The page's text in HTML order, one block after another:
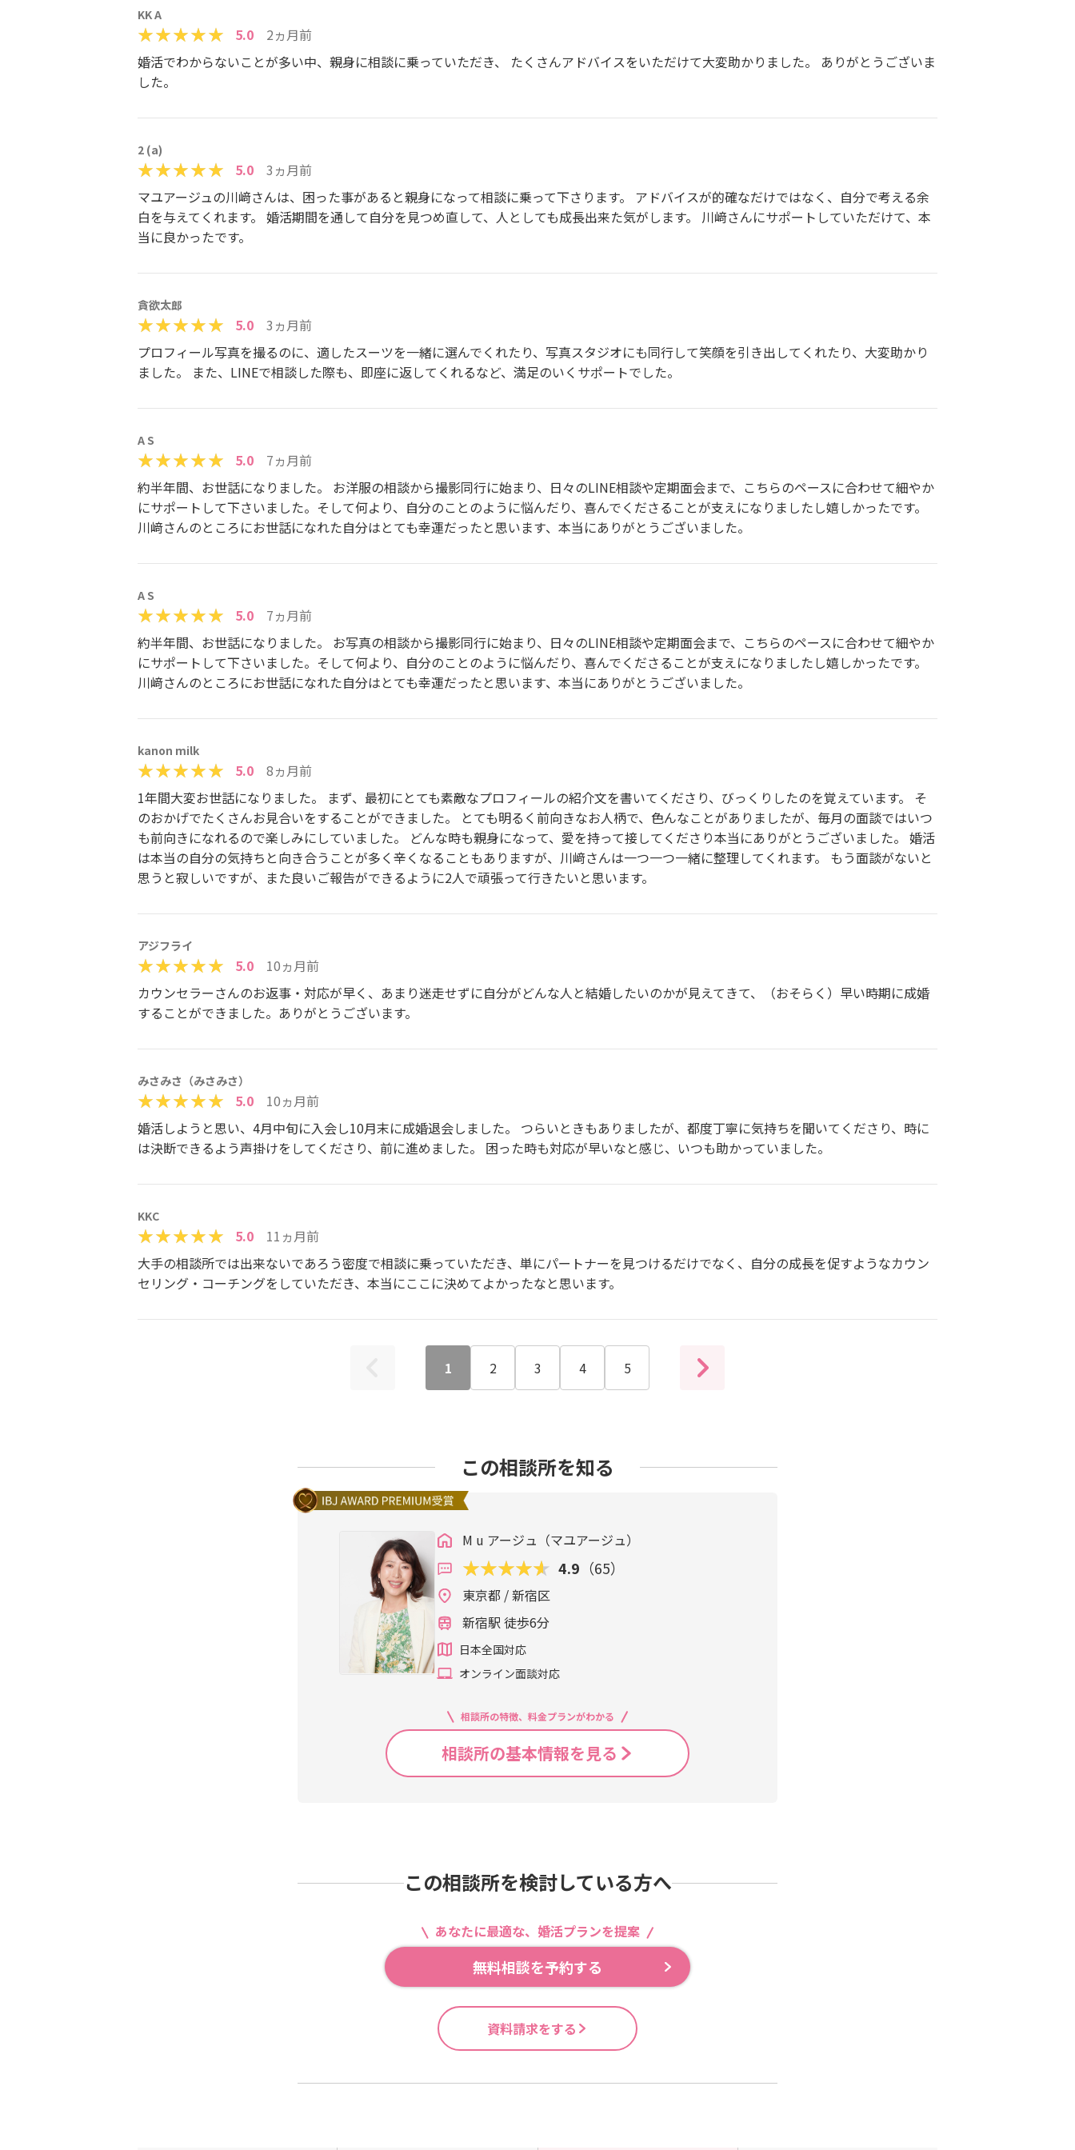
KK A
5.0
2ヵ月前
婚活でわからないことが多い中、親身に相談に乗っていただき、 たくさんアドバイスをいただけて大変助かりました。 ありがとうございま
した。
2 (‪a‬)
5.0
3ヵ月前
マユアージュの川﨑さんは、困った事があると親身になって相談に乗って下さります。 アドバイスが的確なだけではなく、自分で考える余
白を与えてくれます。 婚活期間を通して自分を見つめ直して、人としても成長出来た気がします。 川﨑さんにサポートしていただけて、本
当に良かったです。
貪欲太郎
5.0
3ヵ月前
プロフィール写真を撮るのに、適したスーツを一緒に選んでくれたり、写真スタジオにも同行して笑顔を引き出してくれたり、大変助かり
ました。 また、LINEで相談した際も、即座に返してくれるなど、満足のいくサポートでした。
A S
5.0
7ヵ月前
約半年間、お世話になりました。 お洋服の相談から撮影同行に始まり、日々のLINE相談や定期面会まで、こちらのペースに合わせて細やか
にサポートして下さいました。そして何より、自分のことのように悩んだり、喜んでくださることが支えになりましたし嬉しかったです。
川﨑さんのところにお世話になれた自分はとても幸運だったと思います、本当にありがとうございました。
A S
5.0
7ヵ月前
約半年間、お世話になりました。 お写真の相談から撮影同行に始まり、日々のLINE相談や定期面会まで、こちらのペースに合わせて細やか
にサポートして下さいました。そして何より、自分のことのように悩んだり、喜んでくださることが支えになりましたし嬉しかったです。
川﨑さんのところにお世話になれた自分はとても幸運だったと思います、本当にありがとうございました。
kanon milk
5.0
8ヵ月前
1年間大変お世話になりました。 まず、最初にとても素敵なプロフィールの紹介文を書いてくださり、びっくりしたのを覚えています。 そ
のおかげでたくさんお見合いをすることができました。 とても明るく前向きなお人柄で、色んなことがありましたが、毎月の面談ではいつ
も前向きになれるので楽しみにしていました。 どんな時も親身になって、愛を持って接してくださり本当にありがとうございました。 婚活
は本当の自分の気持ちと向き合うことが多く辛くなることもありますが、川﨑さんは一つ一つ一緒に整理してくれます。 もう面談がないと
思うと寂しいですが、また良いご報告ができるように2人で頑張って行きたいと思います。
アジフライ
5.0
10ヵ月前
カウンセラーさんのお返事・対応が早く、あまり迷走せずに自分がどんな人と結婚したいのかが見えてきて、（おそらく）早い時期に成婚
することができました。ありがとうございます。
みさみさ（みさみさ）
5.0
10ヵ月前
婚活しようと思い、4月中旬に入会し10月末に成婚退会しました。 つらいときもありましたが、都度丁寧に気持ちを聞いてくださり、時に
は決断できるよう声掛けをしてくださり、前に進めました。 困った時も対応が早いなと感じ、いつも助かっていました。
KKC
5.0
11ヵ月前
大手の相談所では出来ないであろう密度で相談に乗っていただき、単にパートナーを見つけるだけでなく、自分の成長を促すようなカウン
セリング・コーチングをしていただき、本当にここに決めてよかったなと思います。
1 2 3 4 5
この相談所を知る
M u アージュ（マユアージュ）
4.9 （65）
東京都 / 新宿区
新宿駅 徒歩6分
日本全国対応
オンライン面談対応
相談所の特徴、料金プランがわかる
相談所の基本情報を見る
この相談所を検討している方へ
あなたに最適な、婚活プランを提案
無料相談を予約する
資料請求をする